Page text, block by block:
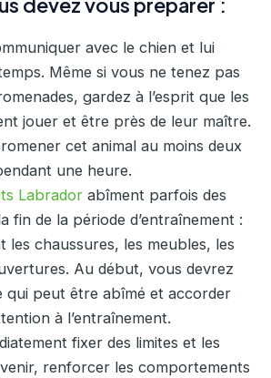
avec le chien et lui
Même si vous ne tenez pas
gardez à l’esprit que les
jouer et être près de leur maître.
cet animal au moins deux
une heure.
Labrador abîment parfois des
fin de la période d’entraînement :
les chaussures, les meubles, les
Au début, vous devrez
qui peut être abîmé et accorder
à l’entraînement.
fixer des limites et les
renforcer les comportements